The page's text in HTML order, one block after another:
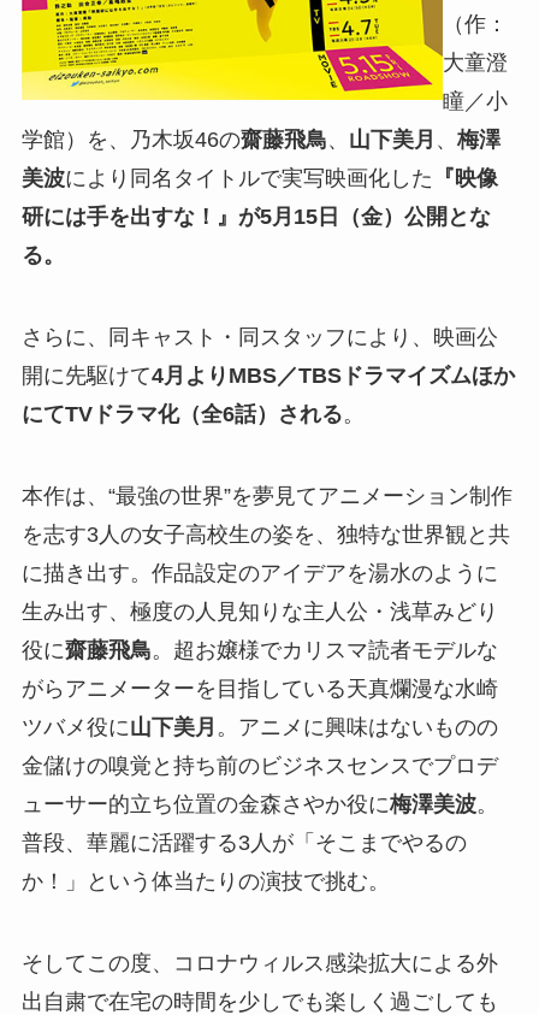
（作：
大童澄
瞳／小
学館）を、乃木坂46の齋藤飛鳥、 山下美月 、 梅澤
美波により同名タイトルで実写映画化した 『映像
研には手を出すな！』が5月15日（金）公開とな
る。
さらに、同キャスト・同スタッフにより、映画公
開に先駆けて4月よりMBS／TBSドラマイズムほか
にてTVドラマ化（全6話）される。
本作は、“最強の世界”を夢見てアニメーション制作
を志す3人の女子高校生の姿を、独特な世界観と共
に描き出す。作品設定のアイデアを湯水のように
生み出す、極度の人見知りな主人公・浅草みどり
役に齋藤飛鳥。超お嬢様でカリスマ読者モデルな
がらアニメーターを目指している天真爛漫な水崎
ツバメ役に山下美月 。アニメに興味はないものの
金儲けの嗅覚と持ち前のビジネスセンスでプロデ
ューサー的立ち位置の金森さやか役に梅澤美波。
普段、華麗に活躍する3人が「そこまでやるの
か！」という体当たりの演技で挑む。
そしてこの度、コロナウィルス感染拡大による外
出自粛で在宅の時間を少しでも楽しく過ごしても